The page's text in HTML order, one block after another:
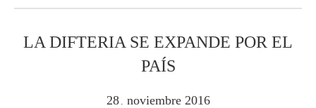
LA DIFTERIA SE EXPANDE POR EL
PAÍS
28 . noviembre 2016